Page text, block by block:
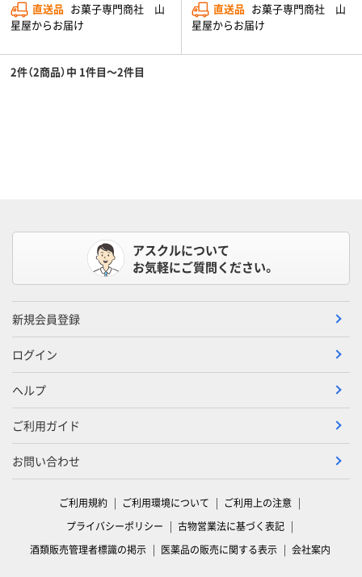
直送品 お菓子専門商社 山
星屋からお届け
直送品 お菓子専門商社 山
星屋からお届け
2件（2商品）中 1件目～2件目
アスクルについて
お気軽にご質問ください。
新規会員登録
ログイン
ヘルプ
ご利用ガイド
お問い合わせ
ご利用規約 ご利用環境について
ご利用上の注意
プライバシーポリシー
古物営業法に基づく表記
酒類販売管理者標識の掲示
医薬品の販売に関する表示 会社案内